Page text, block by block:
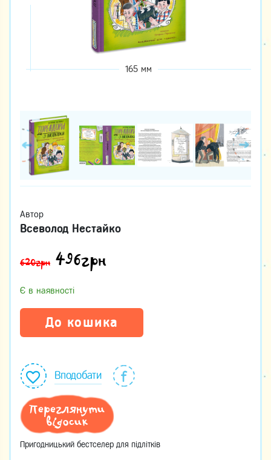
165 мм
Автор
Всеволод Нестайко
620грн 496грн
Є в наявності
До кошика
Вподобати
Переглянути
відосик
Пригодницький бестселер для підлітків